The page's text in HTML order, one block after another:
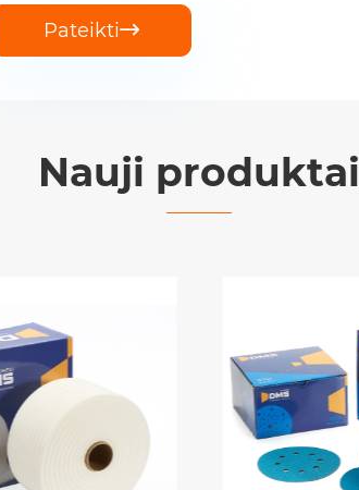
Pateikti
Nauji produktai